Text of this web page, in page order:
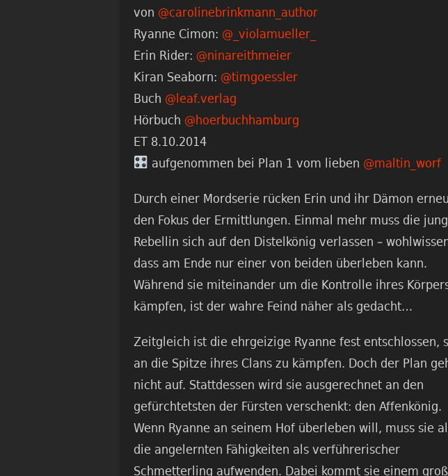
von @carolinebrinkmann_author
Ryanne Cimon: @_violamueller_
Erin Rider: @ninareithmeier
Kiran Seaborn: @timgoessler
Buch @leaf.verlag
Hörbuch @hoerbuchhamburg
ET 8.10.2014
aufgenommen bei Plan 1 vom lieben @maltin_worf
Durch einer Mordserie rücken Erin und ihr Dämon
den Fokus der Ermittlungen. Einmal mehr muss die
Rebellin sich auf den Distelkönig verlassen –
dass am Ende nur einer von beiden überleben kann.
Während sie miteinander um die Kontrolle ihres
kämpfen, ist der wahre Feind näher als gedacht…
Zeitgleich ist die ehrgeizige Ryanne fest entschlossen,
an die Spitze ihres Clans zu kämpfen. Doch der Plan
nicht auf. Stattdessen wird sie ausgerechnet an den
gefürchtetsten der Fürsten verschenkt: den Affenkönig.
Wenn Ryanne an seinem Hof überleben will, muss sie
die angelernten Fähigkeiten als verführerischer
Schmetterling aufwenden. Dabei kommt sie einem